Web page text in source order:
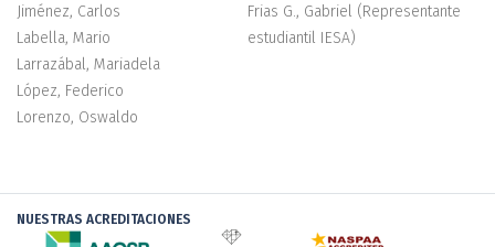
Jiménez, Carlos
Labella, Mario
Larrazábal, Mariadela
López, Federico
Lorenzo, Oswaldo
Frias G., Gabriel (Representante
estudiantil IESA)
NUESTRAS ACREDITACIONES